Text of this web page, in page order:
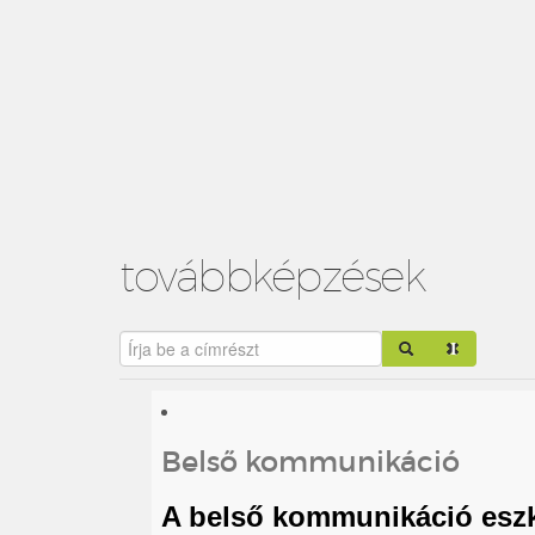
továbbképzések
Írja be a címrészt
Belső kommunikáció
A belső kommunikáció